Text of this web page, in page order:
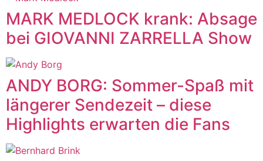
MARK MEDLOCK krank: Absage
bei GIOVANNI ZARRELLA Show
ANDY BORG: Sommer-Spaß mit
längerer Sendezeit – diese
Highlights erwarten die Fans